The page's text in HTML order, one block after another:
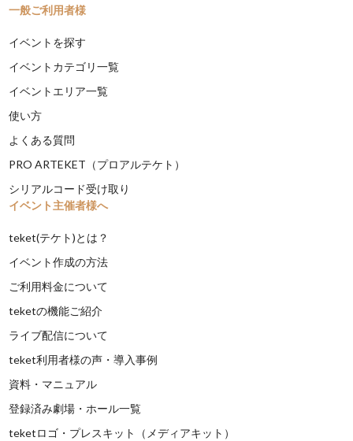
一般ご利用者様
イベントを探す
イベントカテゴリ一覧
イベントエリア一覧
使い方
よくある質問
PRO ARTEKET（プロアルテケト）
シリアルコード受け取り
イベント主催者様へ
teket(テケト)とは？
イベント作成の方法
ご利用料金について
teketの機能ご紹介
ライブ配信について
teket利用者様の声・導入事例
資料・マニュアル
登録済み劇場・ホール一覧
teketロゴ・プレスキット（メディアキット）